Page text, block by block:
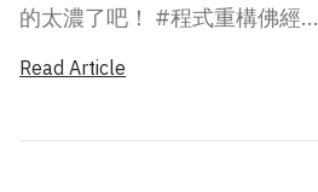
的太濃了吧！ #程式重構佛經...
Read Article